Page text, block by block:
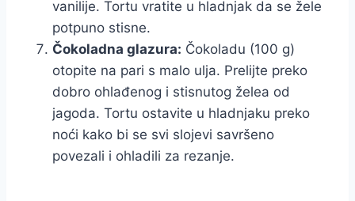
vanilije. Tortu vratite u hladnjak da se žele
potpuno stisne.
Čokoladna glazura: Čokoladu (100 g)
otopite na pari s malo ulja. Prelijte preko
dobro ohlađenog i stisnutog želea od
jagoda. Tortu ostavite u hladnjaku preko
noći kako bi se svi slojevi savršeno
povezali i ohladili za rezanje.